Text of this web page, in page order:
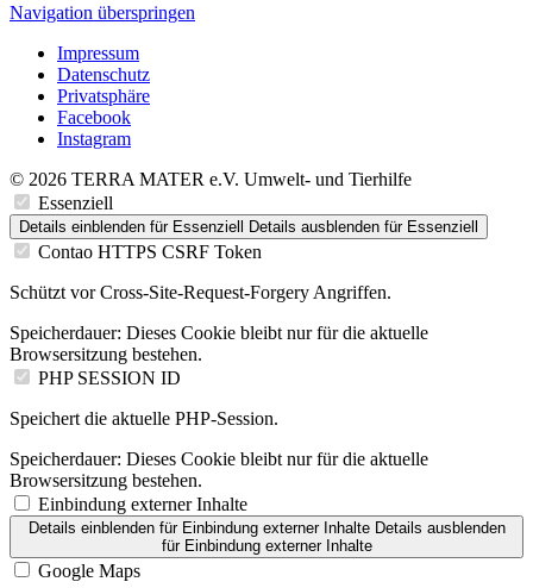
Navigation überspringen
Impressum
Datenschutz
Privatsphäre
Facebook
Instagram
© 2026 TERRA MATER e.V. Umwelt- und Tierhilfe
Essenziell
Details einblenden für Essenziell Details ausblenden für Essenziell
Contao HTTPS CSRF Token
Schützt vor Cross-Site-Request-Forgery Angriffen.
Speicherdauer: Dieses Cookie bleibt nur für die aktuelle
Browsersitzung bestehen.
PHP SESSION ID
Speichert die aktuelle PHP-Session.
Speicherdauer: Dieses Cookie bleibt nur für die aktuelle
Browsersitzung bestehen.
Einbindung externer Inhalte
Details einblendenfür Einbindung externer Inhalte Details ausblenden
für Einbindung externer Inhalte
Google Maps